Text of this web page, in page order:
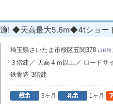
! ◆天高最大5.6m◆4tショー
埼玉県さいたま市桜区五関378 (JR埼
３階建／ 天高４ｍ以上／ ロード
鉄骨造 3階建
3ヶ月 1ヶ月